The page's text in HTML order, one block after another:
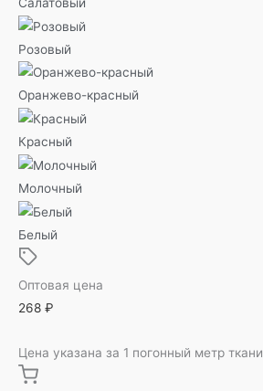
Розовый
Оранжево-красный
Красный
Молочный
Белый
Оптовая цена
268 ₽
Цена указана за 1 погонный метр ткани